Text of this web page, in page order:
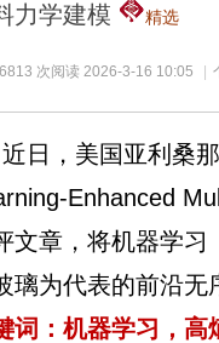
力学建模
精选
次阅读 2026-3-16 10:05
近日，美国亚利桑
Enhanced
文章，将机器学习
璃为代表的前沿无
词： 机器学习，高